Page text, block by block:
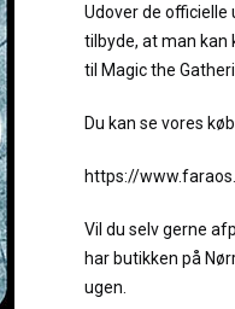
Udover de officielle
tilbyde, at man
til Magic the
Du kan se vores
https://
Vil du selv gerne
har butikken på
ugen.